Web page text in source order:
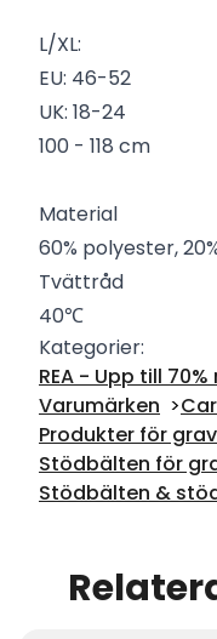
L/XL:
EU: 46-52
UK: 18-24
100 - 118 cm
Material
60% polyester,
Tvättråd
40℃
Kategorier:
REA - Upp till
Varumärken
Produkter för
Stödbälten för
Stödbälten &